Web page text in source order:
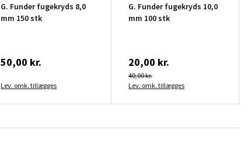
G. Funder fugekryds 8,0
mm 150 stk
50,00 kr.
Lev. omk. tillægges
G. Funder fugekryds 10,0
mm 100 stk
20,00 kr.
40,00 kr.
Lev. omk. tillægges